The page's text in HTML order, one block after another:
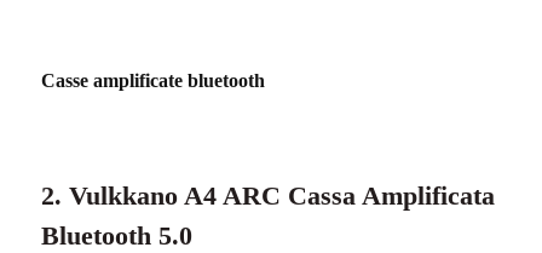
Casse amplificate bluetooth
2. Vulkkano A4 ARC Cassa Amplificata
Bluetooth 5.0